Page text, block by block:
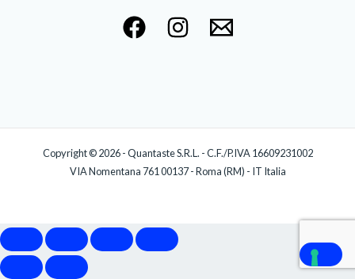
Copyright © 2026 - Quantaste S.R.L. - C.F./P.IVA 16609231002
VIA Nomentana 761 00137 - Roma (RM) - IT Italia